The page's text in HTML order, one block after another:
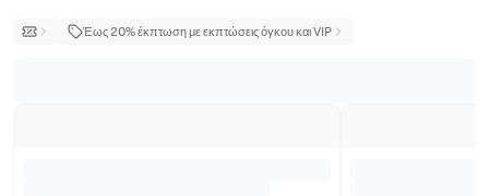
Έως 20% έκπτωση με εκπτώσεις όγκου και VIP